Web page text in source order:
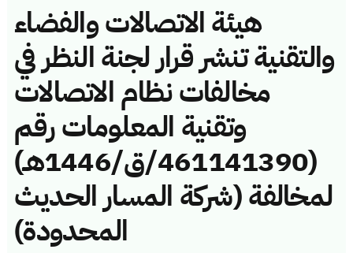
هيئة الاتصالات والفضاء
والتقنية تنشر قرار لجنة النظر في
مخالفات نظام الاتصالات
وتقنية المعلومات رقم
(461141390/ق/1446هـ)
لمخالفة (شركة المسار الحديث
المحدودة)